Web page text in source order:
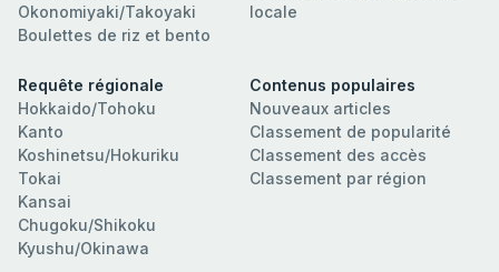
Okonomiyaki/Takoyaki
Boulettes de riz et bento
locale
Requête régionale
Hokkaido/Tohoku
Kanto
Koshinetsu/Hokuriku
Tokai
Kansai
Chugoku/Shikoku
Kyushu/Okinawa
Contenus populaires
Nouveaux articles
Classement de popularité
Classement des accès
Classement par région